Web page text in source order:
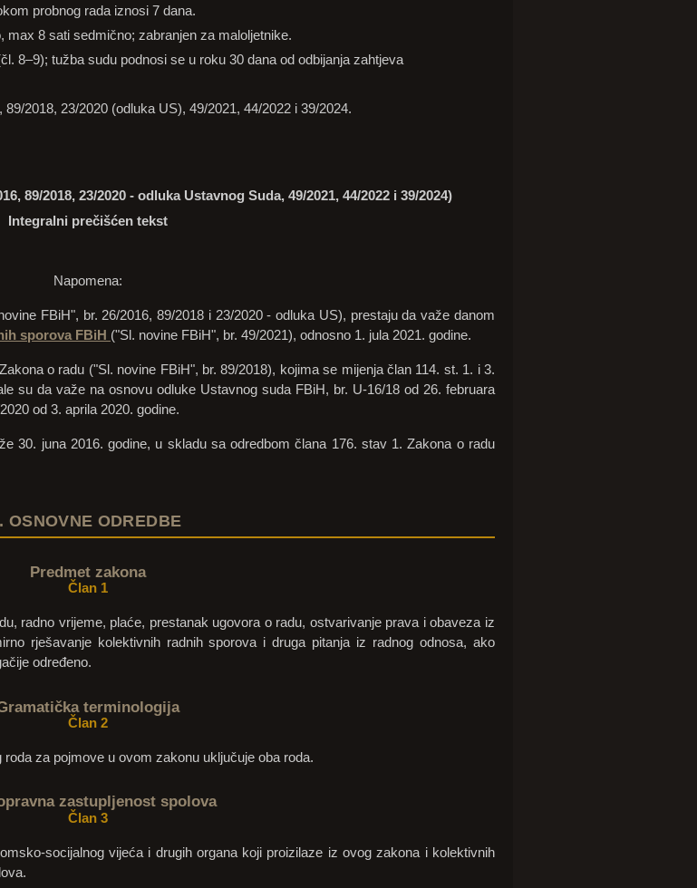
probnog rada iznosi 7 dana.
max 8 sati sedmično; zabranjen za maloljetnike.
8–9); tužba sudu podnosi se u roku 30 dana od odbijanja zahtjeva
89/2018, 23/2020 (odluka US), 49/2021, 44/2022 i 39/2024.
89/2018, 23/2020 - odluka Ustavnog Suda, 49/2021, 44/2022 i 39/2024)
Integralni prečišćen tekst
Napomena:
FBiH", br. 26/2016, 89/2018 i 23/2020 - odluka US), prestaju da važe danom
sporova FBiH ("Sl. novine FBiH", br. 49/2021), odnosno 1. jula 2021. godine.
o radu ("Sl. novine FBiH", br. 89/2018), kojima se mijenja član 114. st. 1. i 3.
su da važe na osnovu odluke Ustavnog suda FBiH, br. U-16/18 od 26. februara
od 3. aprila 2020. godine.
30. juna 2016. godine, u skladu sa odredbom člana 176. stav 1. Zakona o radu
OSNOVNE ODREDBE
Predmet zakona
Član 1
radno vrijeme, plaće, prestanak ugovora o radu, ostvarivanje prava i obaveza iz
rješavanje kolektivnih radnih sporova i druga pitanja iz radnog odnosa, ako
određeno.
terminologija
Član 2
za pojmove u ovom zakonu uključuje oba roda.
zastupljenost spolova
Član 3
socijalnog vijeća i drugih organa koji proizilaze iz ovog zakona i kolektivnih